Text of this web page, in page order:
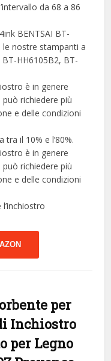
da 68 a 86
BENTSAI BT-
nostre stampanti a
HH6105B2, BT-
è in genere
richiedere più
e delle condizioni
tra il 10% e l’80%.
è in genere
richiedere più
e delle condizioni
per
Inchiostro
per Legno